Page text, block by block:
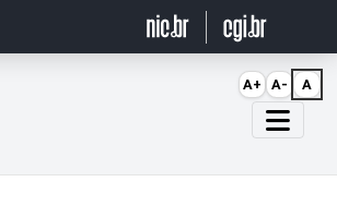
A+ A- A